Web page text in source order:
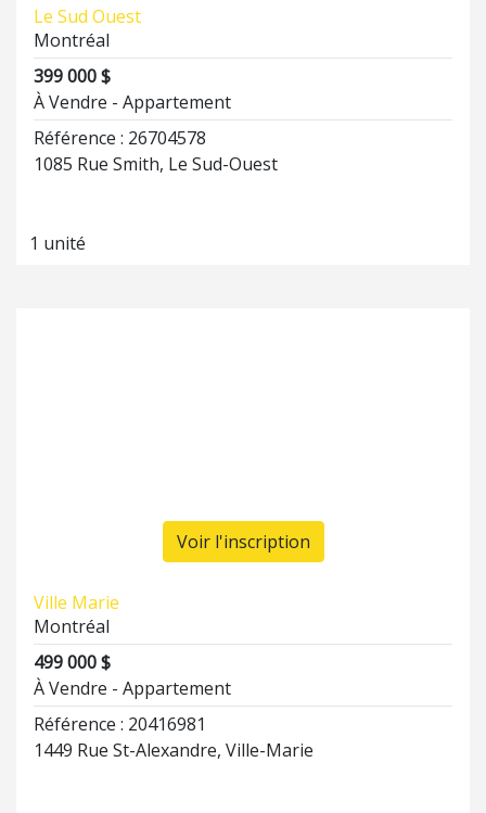
Le Sud Ouest
Montréal
399 000 $
À Vendre - Appartement
Référence : 26704578
1085 Rue Smith, Le Sud-Ouest
1 unité
Voir l'inscription
Ville Marie
Montréal
499 000 $
À Vendre - Appartement
Référence : 20416981
1449 Rue St-Alexandre, Ville-Marie